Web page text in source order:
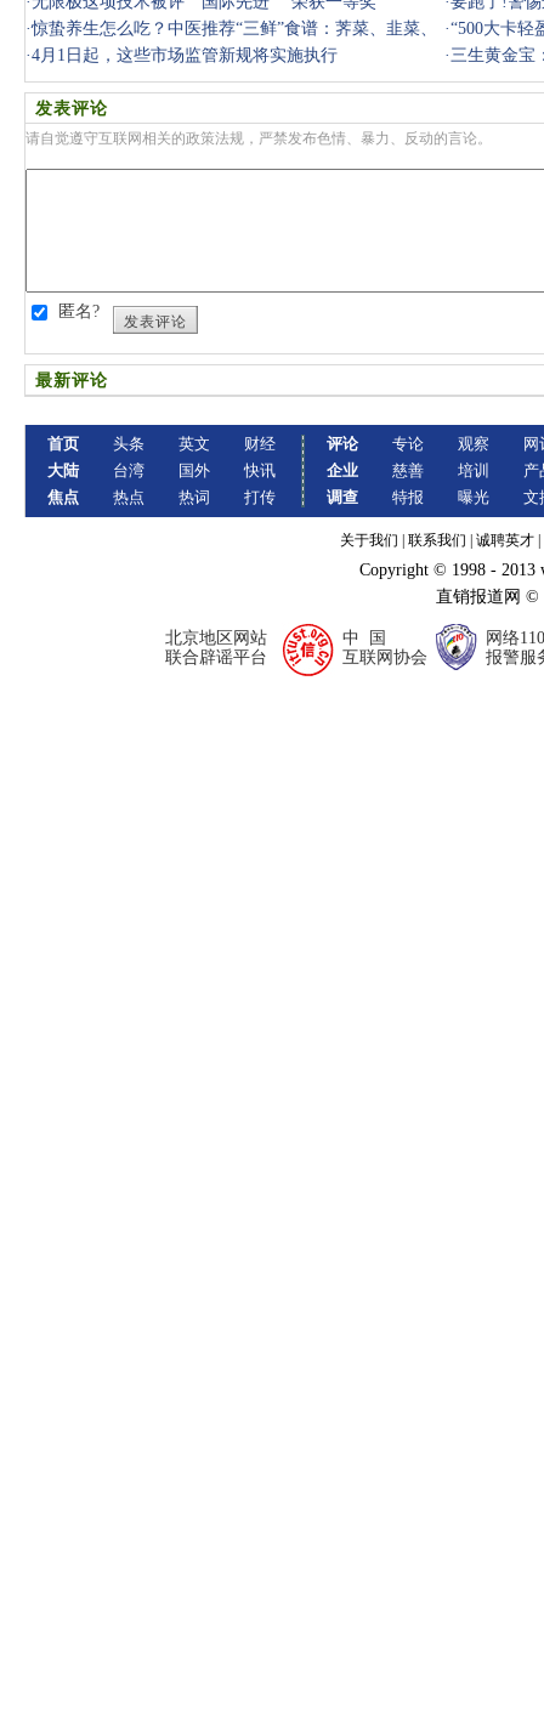
悠，千万别
·惊蛰养生怎么吃？中医推荐“三鲜”食谱：荠菜、韭菜、
春笋，
·“500大卡轻
·4月1日起，这些市场监管新规将实施执行 ·三生黄金宝
发表评论
请自觉遵守互联网相关的政策法规，严禁发布色情、暴力、反动的言论。
匿名?
发表评论
最新评论
首页
大陆
焦点
头条
台湾
热点
英文
国外
热词
财经
快讯
打传
评论
企业
调查
专论
慈善
特报
观察
培训
曝光
网
产
文
关于我们 联系我们 诚聘英才
Copyright © 1998 - 2013
直销报道网
北京地区网站
联合辟谣平台
中 国
互联网协会
网络110
报警服